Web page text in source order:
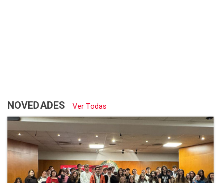
NOVEDADES Ver Todas